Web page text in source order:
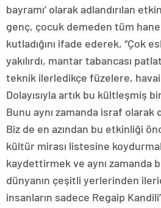
bayramı’ olarak adlandırılan
genç, çocuk demeden tüm
kutladığını ifade ederek, “Çok
yakılırdı, mantar tabancası
teknik ilerledikçe füzelere,
Dolayısıyla artık bu kültleşmiş
Bunu aynı zamanda israf
Biz de en azından bu etkinliği
kültür mirası listesine
kaydettirmek ve aynı zamanda
dünyanın çeşitli yerlerinden
insanların sadece Regaip